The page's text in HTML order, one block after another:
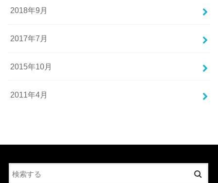
2018年9月
2017年7月
2015年10月
2011年4月